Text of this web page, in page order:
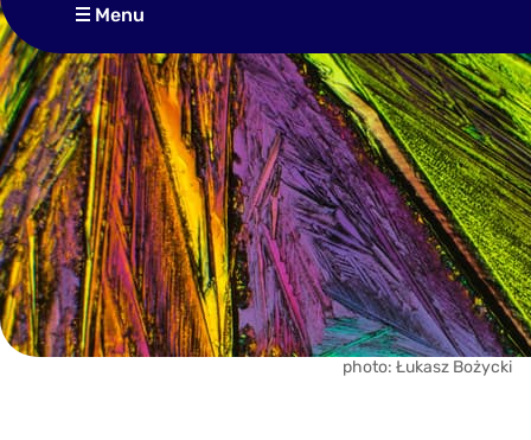
Menu
photo: Łukasz Bożycki